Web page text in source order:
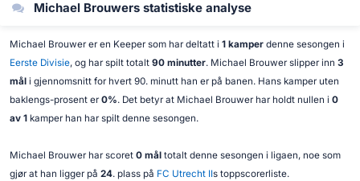
Michael Brouwers statistiske analyse
Michael Brouwer er en Keeper som har deltatt i 1 kamperdenne sesongen i
Eerste Divisie, og har spilt totalt 90 minutter. Michael Brouwer slipper inn 3
måli gjennomsnitt for hvert 90. minutt han er på banen. Hans kamper uten
baklengs-prosent er 0%. Det betyr at Michael Brouwer har holdt nullen i 0
av 1kamper han har spilt denne sesongen.
Michael Brouwer har scoret 0 måltotalt denne sesongen i ligaen, noe som
gjør at han ligger på 24. plass på FC Utrecht IIs toppscorerliste.